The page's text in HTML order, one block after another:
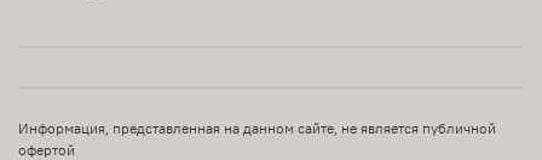
Информация, представленная на данном сайте, не является публичной
офертой